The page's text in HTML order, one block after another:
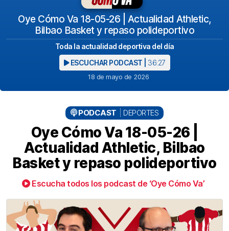
Oye Cómo Va 18-05-26 | Actualidad Athletic,
Bilbao Basket y repaso polideportivo
Toda la actualidad deportiva del día
ESCUCHAR PODCAST | 36:27
18 de mayo de 2026
PODCAST DEPORTES
Oye Cómo Va 18-05-26 |
Actualidad Athletic, Bilbao
Basket y repaso polideportivo
Escucha todos los podcast de ‘Oye Cómo Va’